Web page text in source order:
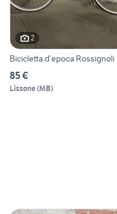
2
Bicicletta d’epoca Rossignoli
85 €
Lissone(MB)